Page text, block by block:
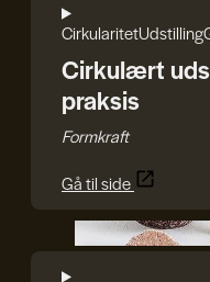
CirkularitetUdstilling
Cirkulært
praksis
Formkraft
Gå til side
Thora Finsdottir